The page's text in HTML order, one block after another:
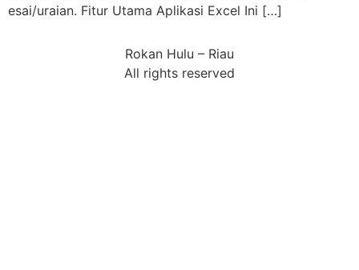
esai/uraian. Fitur Utama Aplikasi Excel Ini […]
Rokan Hulu – Riau
All rights reserved